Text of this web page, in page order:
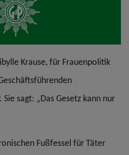
Krause, für Frauenpolitik
sagt: „Das Gesetz kann nur
Fußfessel für Täter